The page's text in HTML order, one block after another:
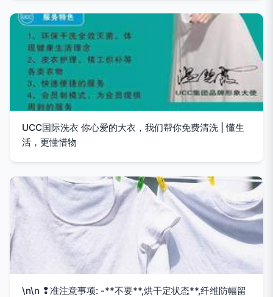
UCC国际洗衣 你心爱的大衣，我们帮你免费清洗 | 懂生
活，更懂惜物
\n\n ❢准注意事项: -**不要**,烘干定状态**,纤维防幅留